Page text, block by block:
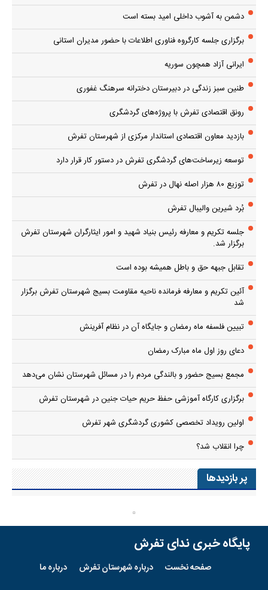
دشمن به آشوب داخلی امید بسته است
برگزاری جلسه کارگروه فناوری اطلاعات با حضور مدیران استانی
ایرانی آزاد همچون سوریه
طنین سبز زندگی در دبیرستان دخترانه سرهنگ غفوری
رونق اقتصادی تفرش با پروژه‌های گردشگری
بازدید معاون اقتصادی استاندار مرکزی از شهرستان تفرش
توسعه زیرساخت‌های گردشگری تفرش در دستور کار قرار دارد
توزیع ۸۰ هزار اصله نهال در تفرش
بُرد شیرین والیبال تفرش
جلسه تکریم و معارفه رئیس بنیاد شهید و امور ایثارگران شهرستان تفرش
برگزار شد.
تقابل جبهه حق و باطل همیشه بوده است
آئین تکریم و معارفه فرمانده ناحیه مقاومت بسیج شهرستان تفرش برگزار
شد
تبیین فلسفه ماه رمضان و جایگاه آن در نظام آفرینش
دعای روز اول ماه مبارک رمضان
مجمع بسیج حضور و بالندگی مردم را در مسائل شهرستان نشان می‌دهد
برگزاری کارگاه آموزشی حفظ حریم حیات جنین در شهرستان تفرش
اولین رویداد تخصصی کشوری گردشگری شهر تفرش
چرا انقلاب شد؟
پر بازدیدها
پایگاه خبری ندای تفرش
صفحه نخست درباره شهرستان تفرش درباره ما